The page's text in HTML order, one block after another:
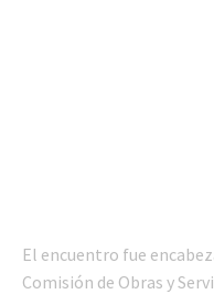
El encuentro fue
Comisión de Obras y